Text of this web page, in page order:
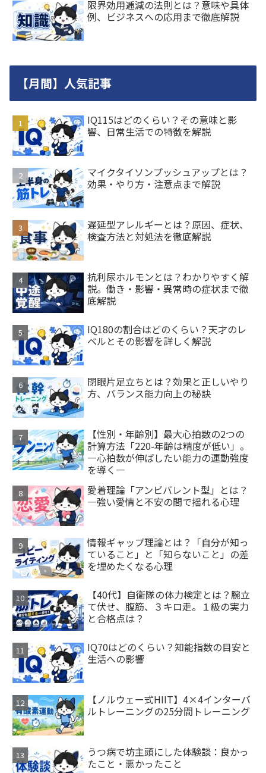
限界効用逓減の法則とは？意味や具体
例、ビジネスへの応用まで徹底解説
【月間】人気記事
IQ115はどのくらい？その意味と影
響、日常生活での特徴を解説
マイクタイソンプッシュアップとは？
効果・やり方・注意点まで解説
遅延型アレルギーとは？原因、症状、
検査方法と対処法を徹底解説
抗利尿ホルモンとは？わかりやすく解
説。働き・影響・異常時の症状まで徹
底解説
IQ180の割合はどのくらい？天才のレ
ベルとその影響を詳しく解説
閉眼片足立ちとは？効果と正しいやり
方、バランス能力向上の秘訣
【性別・年齢別】最大心拍数の2つの
計算方法「220-年齢は精度が低い」。
―心拍数が伸ばしたい能力の運動強度
を導く―
愛着理論「アンビバレント型」とは？
—強い愛情と不安の間で揺れる心理
情報ギャップ理論とは？「自分が知っ
ていること」と「知らないこと」の差
を埋めたくなる心理
【40代】自衛隊の体力検定とは？腕立
て伏せ、腹筋、３キロ走。１級の実力
と合格点は？
IQ70はどのくらい？知能指数の目安と
生活への影響
【ノルウェー式HIIT】4×4インターバ
ルトレーニングの25分間トレーニング
うつ病で坊主頭にした体験談：良かっ
たこと・悪かったこと